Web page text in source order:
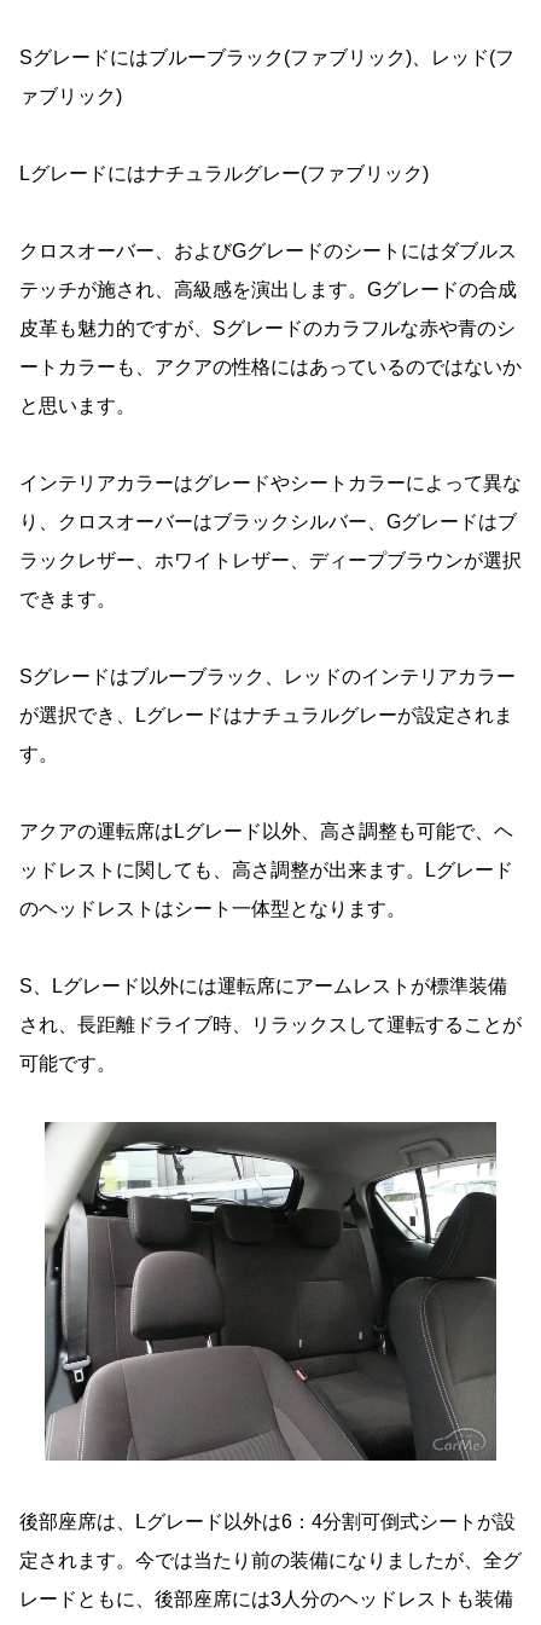
Sグレードにはブルーブラック(ファブリック)、レッド(フ
ァブリック)
Lグレードにはナチュラルグレー(ファブリック)
クロスオーバー、およびGグレードのシートにはダブルス
テッチが施され、高級感を演出します。Gグレードの合成
皮革も魅力的ですが、Sグレードのカラフルな赤や青のシ
ートカラーも、アクアの性格にはあっているのではないか
と思います。
インテリアカラーはグレードやシートカラーによって異な
り、クロスオーバーはブラックシルバー、Gグレードはブ
ラックレザー、ホワイトレザー、ディープブラウンが選択
できます。
Sグレードはブルーブラック、レッドのインテリアカラー
が選択でき、Lグレードはナチュラルグレーが設定されま
す。
アクアの運転席はLグレード以外、高さ調整も可能で、ヘ
ッドレストに関しても、高さ調整が出来ます。Lグレード
のヘッドレストはシート一体型となります。
S、Lグレード以外には運転席にアームレストが標準装備
され、長距離ドライブ時、リラックスして運転することが
可能です。
後部座席は、Lグレード以外は6：4分割可倒式シートが設
定されます。今では当たり前の装備になりましたが、全グ
レードともに、後部座席には3人分のヘッドレストも装備